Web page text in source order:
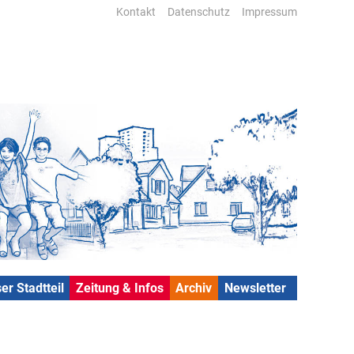
Kontakt Datenschutz Impressum
Stadtteil Zeitung & Infos Archiv Newsletter